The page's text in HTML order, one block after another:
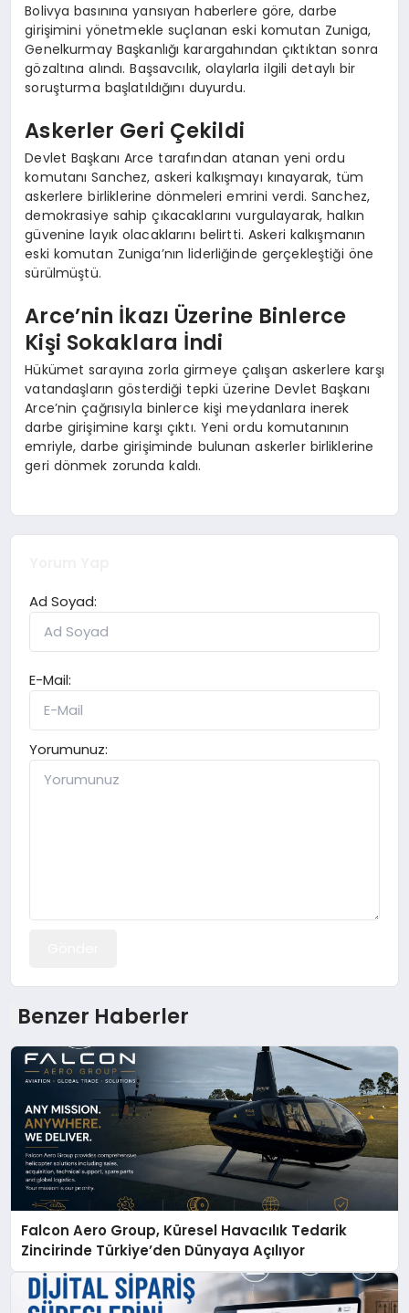
Bolivya basınına yansıyan haberlere göre, darbe
girişimini yönetmekle suçlanan eski komutan Zuniga,
Genelkurmay Başkanlığı karargahından çıktıktan sonra
gözaltına alındı. Başsavcılık, olaylarla ilgili detaylı bir
soruşturma başlatıldığını duyurdu.
Askerler Geri Çekildi
Devlet Başkanı Arce tarafından atanan yeni ordu
komutanı Sanchez, askeri kalkışmayı kınayarak, tüm
askerlere birliklerine dönmeleri emrini verdi. Sanchez,
demokrasiye sahip çıkacaklarını vurgulayarak, halkın
güvenine layık olacaklarını belirtti. Askeri kalkışmanın
eski komutan Zuniga’nın liderliğinde gerçekleştiği öne
sürülmüştü.
Arce’nin İkazı Üzerine Binlerce
Kişi Sokaklara İndi
Hükümet sarayına zorla girmeye çalışan askerlere karşı
vatandaşların gösterdiği tepki üzerine Devlet Başkanı
Arce’nin çağrısıyla binlerce kişi meydanlara inerek
darbe girişimine karşı çıktı. Yeni ordu komutanının
emriyle, darbe girişiminde bulunan askerler birliklerine
geri dönmek zorunda kaldı.
Ad Soyad:
E-Mail:
Yorumunuz:
Benzer Haberler
Falcon Aero Group, Küresel Havacılık Tedarik
Zincirinde Türkiye’den Dünyaya Açılıyor